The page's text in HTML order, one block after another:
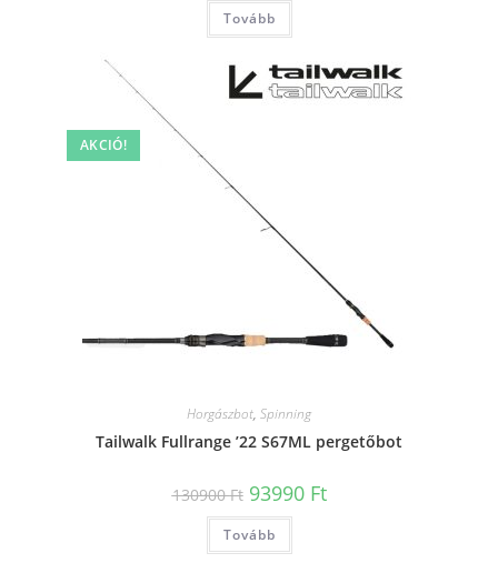
Tovább
AKCIÓ!
Horgászbot, Spinning
Tailwalk Fullrange ’22 S67ML pergetőbot
130900Ft Original
price
was:
130900 Ft.
93990 FtCurrent
price
Tovább